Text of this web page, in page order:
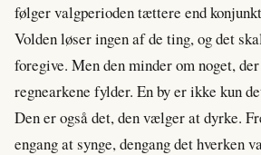
følger valgperioden tættere end
Volden løser ingen af de ting, og det
foregive. Men den minder om noget,
regnearkene fylder. En by er ikke kun
Den er også det, den vælger at dyrke.
engang at synge, dengang det hverken